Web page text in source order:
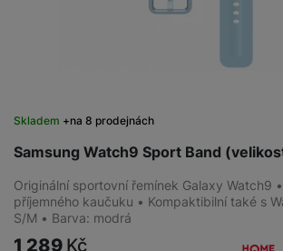
Samsung Watch9 Sport Band
Skladem na 8 prodejnách
Originální sportovní řemínek Galaxy Watch9
příjemného kaučuku • Kompaktibilní také s
S/M • Barva: modrá
1 289 Kč